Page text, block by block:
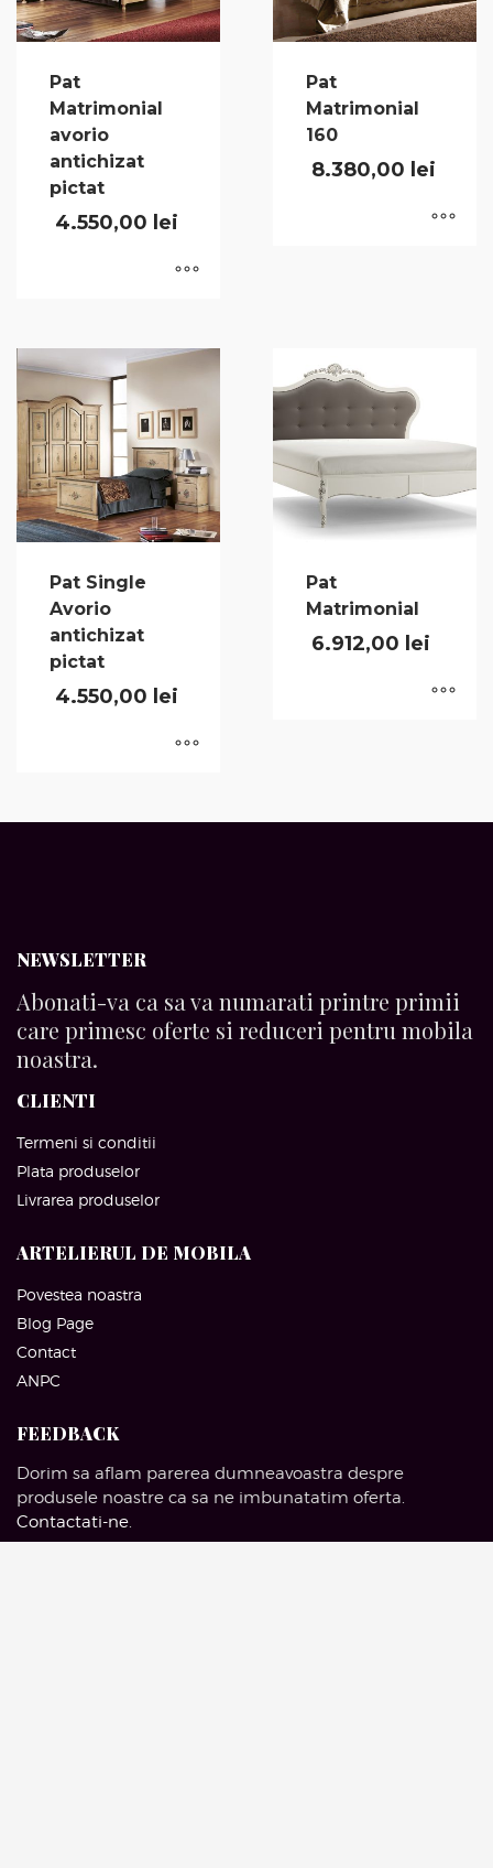
Pat
Matrimonial
avorio
antichizat
pictat
4.550,00 lei
Pat
Matrimonial
160
8.380,00 lei
Pat Single
Avorio
antichizat
pictat
4.550,00 lei
Pat
Matrimonial
6.912,00 lei
NEWSLETTER
Abonati-va ca sa va numarati printre primii
care primesc oferte si reduceri pentru mobila
noastra.
CLIENTI
Termeni si conditii
Plata produselor
Livrarea produselor
ARTELIERUL DE MOBILA
Povestea noastra
Blog Page
Contact
ANPC
FEEDBACK
Dorim sa aflam parerea dumneavoastra despre
produsele noastre ca sa ne imbunatatim oferta.
Contactati-ne.